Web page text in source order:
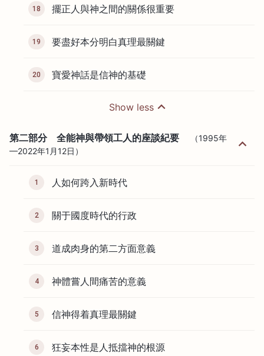
18 擺正人與神之間的關係很重要
19 要盡好本分明白真理最關鍵
20 寶愛神話是信神的基礎
Show less
第二部分 全能神與帶領工人的座談紀要
（1995年
—2022年1月12日）
1 人如何跨入新時代
2 關于國度時代的行政
3 道成肉身的第二方面意義
4 神體嘗人間痛苦的意義
5 信神得着真理最關鍵
6 狂妄本性是人抵擋神的根源